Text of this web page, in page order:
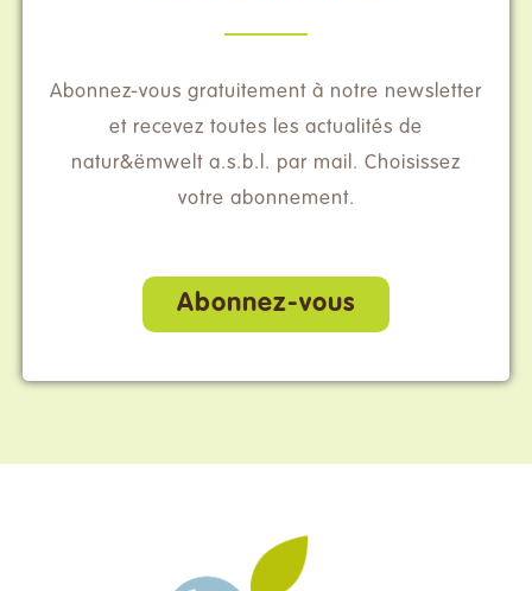
Abonnez-vous gratuitement à notre newsletter
et recevez toutes les actualités de
natur&ëmwelt a.s.b.l. par mail. Choisissez
votre abonnement.
Abonnez-vous